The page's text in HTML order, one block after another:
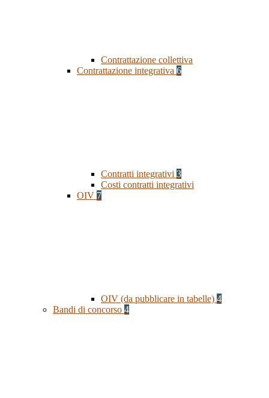
Contrattazione collettiva
Contrattazione integrativa 6
Contratti integrativi 3
Costi contratti integrativi
OIV 7
OIV (da pubblicare in tabelle) 4
Bandi di concorso 4